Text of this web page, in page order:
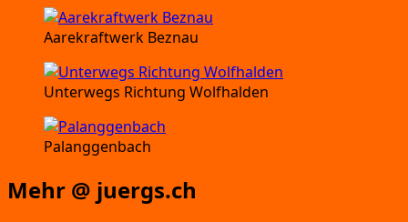
Aarekraftwerk Beznau
Unterwegs Richtung Wolfhalden
Palanggenbach
Mehr @ juergs.ch